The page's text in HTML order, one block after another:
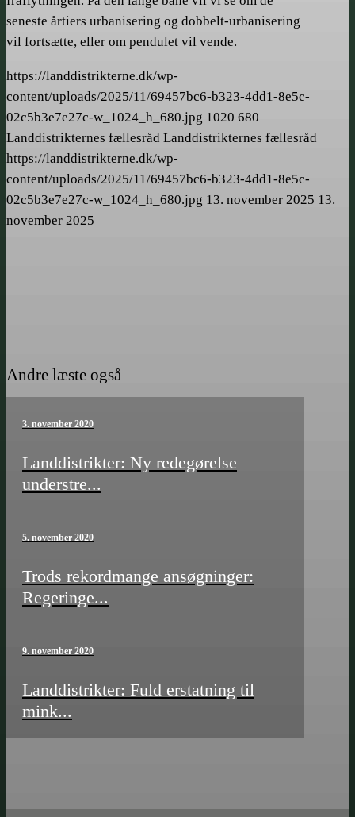
seneste årtiers urbanisering og dobbelt-urbanisering
vil fortsætte, eller om pendulet vil vende.
https://landdistrikterne.dk/wp-
content/uploads/2025/11/69457bc6-b323-4dd1-8e5c-
02c5b3e7e27c-w_1024_h_680.jpg 1020 680
Landdistrikternes fællesråd Landdistrikternes fællesråd
https://landdistrikterne.dk/wp-
content/uploads/2025/11/69457bc6-b323-4dd1-8e5c-
02c5b3e7e27c-w_1024_h_680.jpg 13. november 2025 13.
november 2025
Andre læste også
3. november 2020
Landdistrikter: Ny redegørelse
understre...
5. november 2020
Trods rekordmange ansøgninger:
Regeringe...
9. november 2020
Landdistrikter: Fuld erstatning til
mink...